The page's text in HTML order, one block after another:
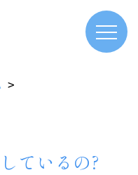
ているの?